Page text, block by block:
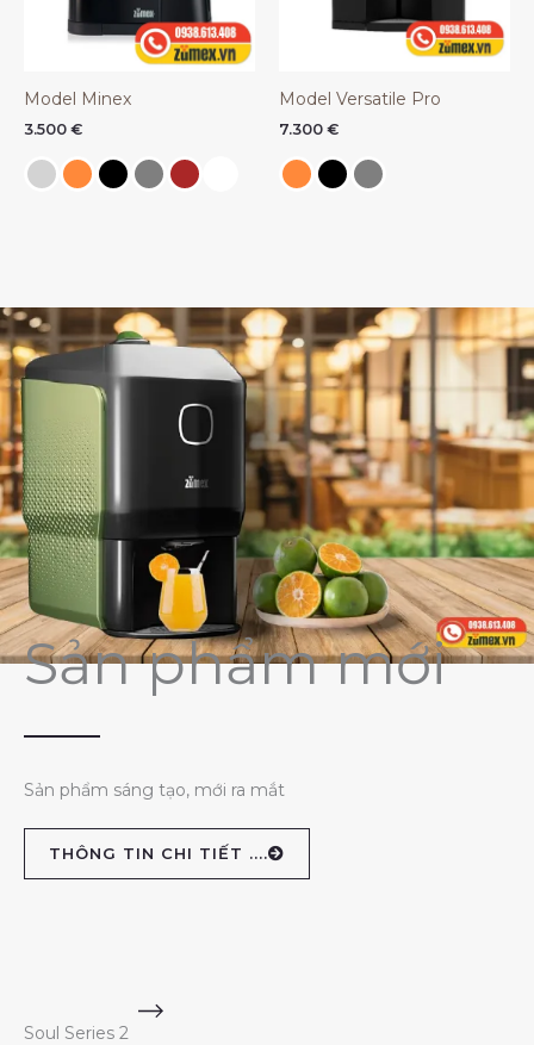
Model Minex
3.500 €
Model Versatile Pro
7.300 €
Sản phẩm mới
Sản phẩm sáng tạo, mới ra mắt
THÔNG TIN CHI TIẾT ....
Soul Series 2